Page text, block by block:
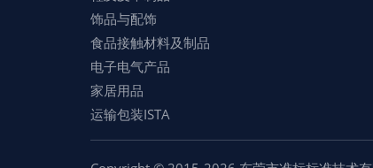
饰品与配饰
食品接触材料及制品
电子电气产品
家居用品
运输包装ISTA